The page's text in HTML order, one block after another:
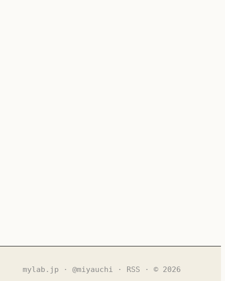
mylab.jp · @miyauchi · RSS · © 2026